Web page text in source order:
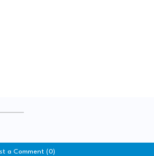
a Comment (0)